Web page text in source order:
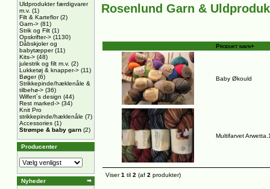
Uldprodukter færdigvarer
m.v. (1)
Filt & Karteflor(2)
Garn-> (81)
Strik og Filt (1)
Opskrifter-> (1130)
Dåbskjoler og
babytæpper(11)
Kits-> (48)
julestrik og filt m.v. (2)
Lukketøj & knapper-> (11)
Bøger(6)
Strikkepinde/hæklenåle &
tilbehø-> (36)
Wilfert´s design (44)
Rest marked-> (34)
Knit Pro
strikkepinde/hæklenåle (7)
Accessories (1)
Strømpe & baby garn (2)
Producenter
Nyheder
Rosenlund Garn &
Produkt navn+
Baby Økould
Multifarvet
Viser1 til 2 (af 2 produkter)